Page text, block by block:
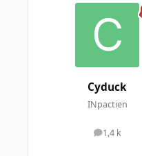
Cyduck
INpactien
1,4 k
messages